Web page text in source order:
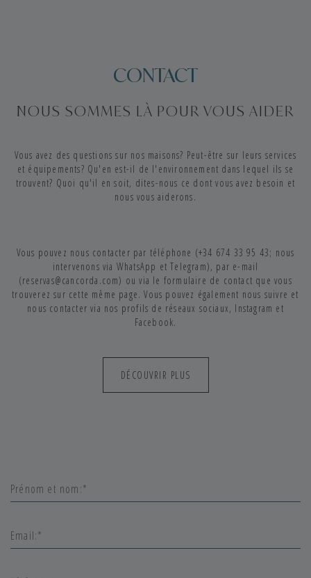
CONTACT
NOUS SOMMES LÀ POUR VOUS AIDER
Vous avez des questions sur nos maisons? Peut-être sur leurs services
et équipements? Qu'en est-il de l'environnement dans lequel ils se
trouvent? Quoi qu'il en soit, dites-nous ce dont vous avez besoin et
nous vous aiderons.
Vous pouvez nous contacter par téléphone (+34 674 33 95 43; nous
intervenons via WhatsApp et Telegram), par e-mail
(reservas@cancorda.com) ou via le formulaire de contact que vous
trouverez sur cette même page. Vous pouvez également nous suivre et
nous contacter via nos profils de réseaux sociaux, Instagram et
Facebook.
avec votre partenaire, votre famille ou avec votre groupe d'amis. Ici
vous trouverez cinq locations de vacances de construction
pourriez avoir besoin pendant votre séjour sur l'île. Toutes les
maisons disposent d'une cuisine entièrement équipée, d'un salon
de ménage quotidien à la demande, draps et serviettes, amenities et
DÉCOUVRIR PLUS